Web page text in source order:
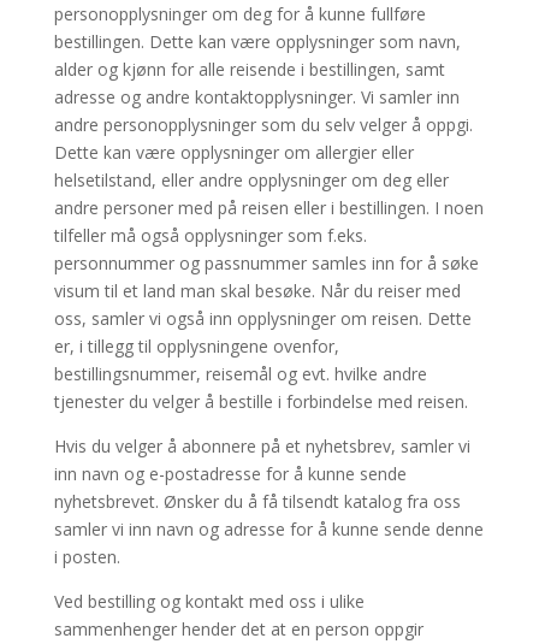
personopplysninger om deg for å kunne fullføre
bestillingen. Dette kan være opplysninger som navn,
alder og kjønn for alle reisende i bestillingen, samt
adresse og andre kontaktopplysninger. Vi samler inn
andre personopplysninger som du selv velger å oppgi.
Dette kan være opplysninger om allergier eller
helsetilstand, eller andre opplysninger om deg eller
andre personer med på reisen eller i bestillingen. I noen
tilfeller må også opplysninger som f.eks.
personnummer og passnummer samles inn for å søke
visum til et land man skal besøke. Når du reiser med
oss, samler vi også inn opplysninger om reisen. Dette
er, i tillegg til opplysningene ovenfor,
bestillingsnummer, reisemål og evt. hvilke andre
tjenester du velger å bestille i forbindelse med reisen.
Hvis du velger å abonnere på et nyhetsbrev, samler vi
inn navn og e-postadresse for å kunne sende
nyhetsbrevet. Ønsker du å få tilsendt katalog fra oss
samler vi inn navn og adresse for å kunne sende denne
i posten.
Ved bestilling og kontakt med oss i ulike
sammenhenger hender det at en person oppgir